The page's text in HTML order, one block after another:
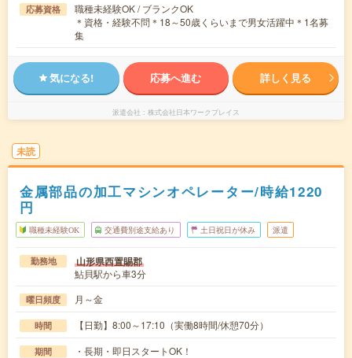
応募資格
職種未経験OK / ブランクOK
＊資格・経験不問＊18～50歳くらいまで男女活躍中＊1名募
集
気になる! 応募へ進む 詳しく見る
派遣会社 株式会社日本ワークプレイス
未読
金属部品の加工マシンオペレーター/時給1220
円
職種未経験OK 交通費別途支給あり 土日祝日が休み 派遣
勤務地 山形県西置賜郡
鮎貝駅から車3分
曜日頻度 月～金
時間 【日勤】8:00～17:10（実働8時間/休憩70分）
期間 ・長期・即日スタートOK！